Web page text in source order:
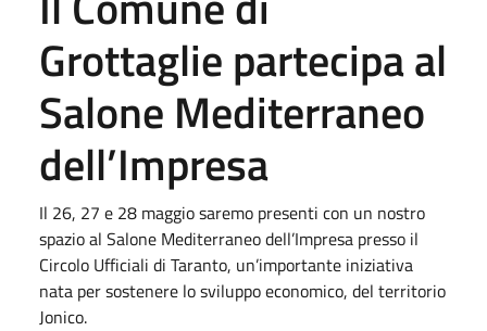
Grottaglie partecipa al
Salone Mediterraneo
dell’Impresa
Il 26, 27 e 28 maggio saremo presenti con un nostro
spazio al Salone Mediterraneo dell’Impresa presso il
Circolo Ufficiali di Taranto, un’importante iniziativa
nata per sostenere lo sviluppo economico, del territorio
Jonico.